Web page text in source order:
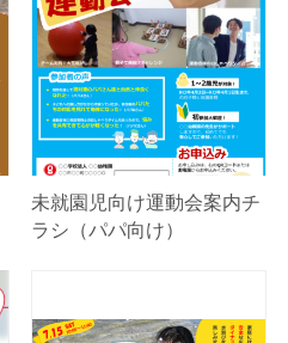
未就園児向け運動会案内チ
ラシ（パパ向け）